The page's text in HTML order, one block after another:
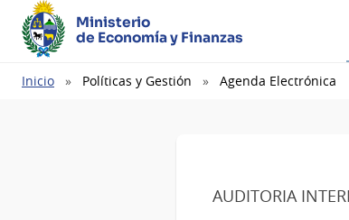
Ministerio
de Economía y Finanzas
Ruta
Inicio Políticas y Gestión Agenda Electrónica
AUDITORIA